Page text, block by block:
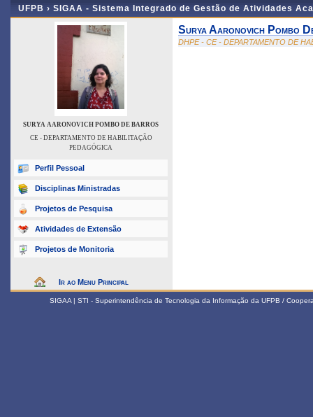
UFPB › SIGAA - Sistema Integrado de Gestão de Atividades
SURYA AARONOVICH POMBO DE BARROS
CE - DEPARTAMENTO DE HABILITAÇÃO
PEDAGÓGICA
Perfil Pessoal
Disciplinas Ministradas
Projetos de Pesquisa
Atividades de Extensão
Projetos de Monitoria
Ir ao Menu Principal
Surya Aaronovich Pombo
DHPE - CE - DEPARTAMENTO DE
SIGAA | STI - Superintendência de Tecnologia da Informação da UFPB /